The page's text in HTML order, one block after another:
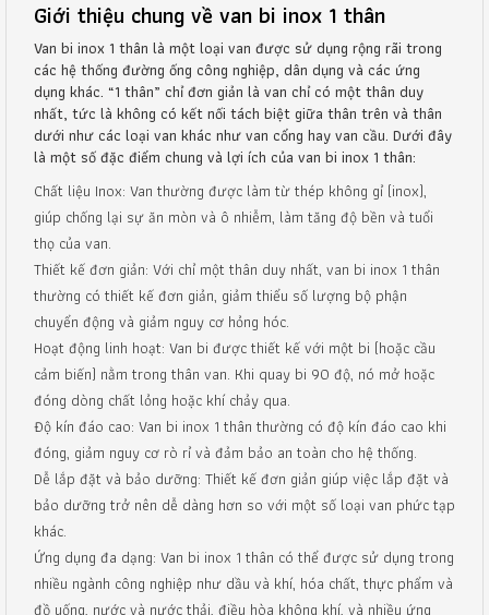
Giới thiệu chung về van bi inox 1 thân
Van bi inox 1 thân là một loại van được sử dụng rộng rãi trong
các hệ thống đường ống công nghiệp, dân dụng và các ứng
dụng khác. “1 thân” chỉ đơn giản là van chỉ có một thân duy
nhất, tức là không có kết nối tách biệt giữa thân trên và thân
dưới như các loại van khác như van cổng hay van cầu. Dưới đây
là một số đặc điểm chung và lợi ích của van bi inox 1 thân:
Chất liệu Inox: Van thường được làm từ thép không gỉ (inox),
giúp chống lại sự ăn mòn và ô nhiễm, làm tăng độ bền và tuổi
thọ của van.
Thiết kế đơn giản: Với chỉ một thân duy nhất, van bi inox 1 thân
thường có thiết kế đơn giản, giảm thiểu số lượng bộ phận
chuyển động và giảm nguy cơ hỏng hóc.
Hoạt động linh hoạt: Van bi được thiết kế với một bi (hoặc cầu
cảm biến) nằm trong thân van. Khi quay bi 90 độ, nó mở hoặc
đóng dòng chất lỏng hoặc khí chảy qua.
Độ kín đáo cao: Van bi inox 1 thân thường có độ kín đáo cao khi
đóng, giảm nguy cơ rò rỉ và đảm bảo an toàn cho hệ thống.
Dễ lắp đặt và bảo dưỡng: Thiết kế đơn giản giúp việc lắp đặt và
bảo dưỡng trở nên dễ dàng hơn so với một số loại van phức tạp
khác.
Ứng dụng đa dạng: Van bi inox 1 thân có thể được sử dụng trong
nhiều ngành công nghiệp như dầu và khí, hóa chất, thực phẩm và
đồ uống, nước và nước thải, điều hòa không khí, và nhiều ứng